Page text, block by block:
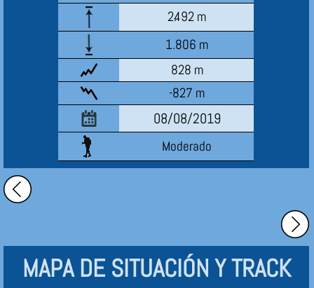
2.492 m
1.806 m
828 m
-827 m
08/08/2019
Moderado
MAPA DE SITUACIÓN Y TRACK